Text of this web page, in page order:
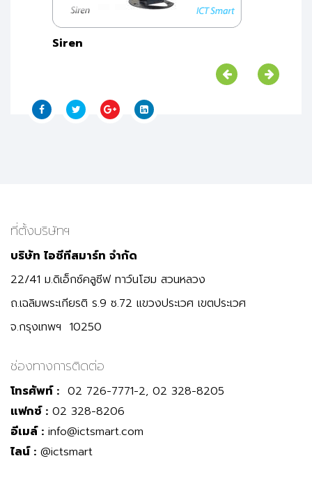
Siren
ที่ตั้งบริษัทฯ
บริษัท ไอซีทีสมาร์ท จำกัด
22/41 ม.ดิเอ็กซ์คลูซีฟ ทาว์นโฮม สวนหลวง
ถ.เฉลิมพระเกียรติ ร.9 ซ.72 แขวงประเวศ เขตประเวศ
จ.กรุงเทพฯ 10250
ช่องทางการติดต่อ
โทรศัพท์ : 02 726-7771-2, 02 328-8205
แฟกซ์ : 02 328-8206
อีเมล์ : info@ictsmart.com
ไลน์ : @ictsmart